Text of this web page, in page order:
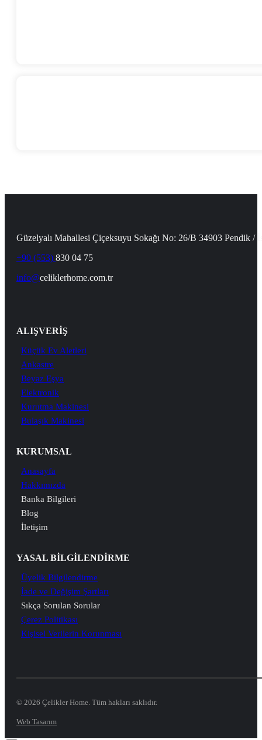
Güzelyalı Mahallesi Çiçeksuyu Sokağı No: 26/B 34903 Pendik /
+90 (553) 830 04 75
info@celiklerhome.com.tr
ALIŞVERİŞ
Küçük Ev Aletleri
Ankastre
Beyaz Eşya
Elektronik
Kurutma Makinesi
Bulaşık Makinesi
KURUMSAL
Anasayfa
Hakkımızda
Banka Bilgileri
Blog
İletişim
YASAL BİLGİLENDİRME
Üyelik Bilgilendirme
İade ve Değişim Şartları
Sıkça Sorulan Sorular
Çerez Politikası
Kişisel Verilerin Korunması
© 2026 Çelikler Home. Tüm hakları saklıdır.
Web Tasarım